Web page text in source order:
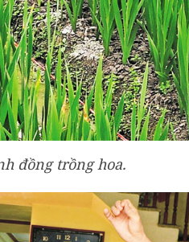
đồng trồng hoa.